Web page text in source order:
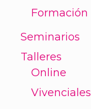
Formación
Seminarios
Talleres
Online
Vivenciales